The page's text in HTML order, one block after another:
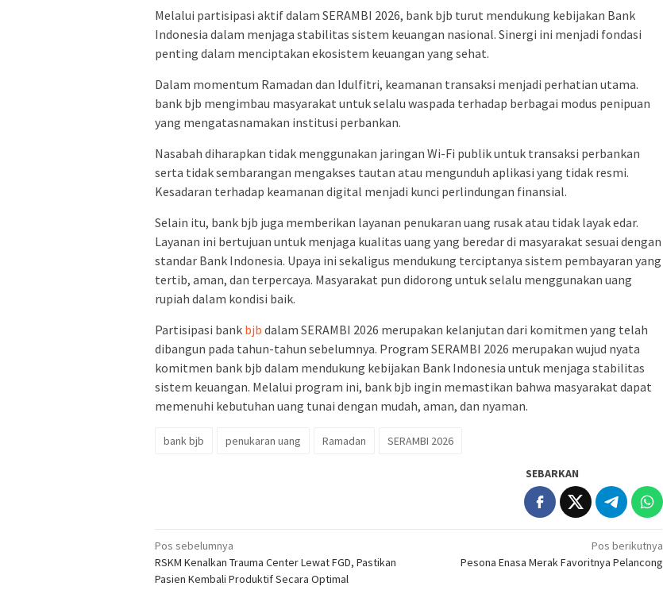
Melalui partisipasi aktif dalam SERAMBI 2026, bank bjb turut mendukung kebijakan Bank
Indonesia dalam menjaga stabilitas sistem keuangan nasional. Sinergi ini menjadi fondasi
penting dalam menciptakan ekosistem keuangan yang sehat.
Dalam momentum Ramadan dan Idulfitri, keamanan transaksi menjadi perhatian utama.
bank bjb mengimbau masyarakat untuk selalu waspada terhadap berbagai modus penipuan
yang mengatasnamakan institusi perbankan.
Nasabah diharapkan tidak menggunakan jaringan Wi-Fi publik untuk transaksi perbankan
serta tidak sembarangan mengakses tautan atau mengunduh aplikasi yang tidak resmi.
Kesadaran terhadap keamanan digital menjadi kunci perlindungan finansial.
Selain itu, bank bjb juga memberikan layanan penukaran uang rusak atau tidak layak edar.
Layanan ini bertujuan untuk menjaga kualitas uang yang beredar di masyarakat sesuai dengan
standar Bank Indonesia. Upaya ini sekaligus mendukung terciptanya sistem pembayaran yang
tertib, aman, dan terpercaya. Masyarakat pun didorong untuk selalu menggunakan uang
rupiah dalam kondisi baik.
Partisipasi bank bjb dalam SERAMBI 2026 merupakan kelanjutan dari komitmen yang telah
dibangun pada tahun-tahun sebelumnya. Program SERAMBI 2026 merupakan wujud nyata
komitmen bank bjb dalam mendukung kebijakan Bank Indonesia untuk menjaga stabilitas
sistem keuangan. Melalui program ini, bank bjb ingin memastikan bahwa masyarakat dapat
memenuhi kebutuhan uang tunai dengan mudah, aman, dan nyaman.
bank bjb penukaran uang Ramadan SERAMBI 2026
SEBARKAN
Navigasi
pos
Pos sebelumnya
RSKM Kenalkan Trauma Center Lewat FGD, Pastikan
Pasien Kembali Produktif Secara Optimal
Pos berikutnya
Pesona Enasa Merak Favoritnya Pelancong